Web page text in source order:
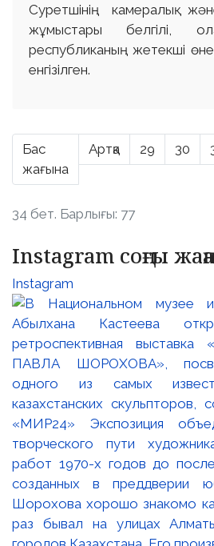
Суретшінің камералық
жұмыстары белгілі,
республиканың жетекші
енгізілген.
Бас
жағына
Артқа 29 30
34 бет. Барлығы: 77
Instagram соңғы
Instagram